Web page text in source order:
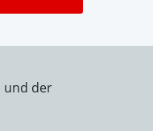
und der